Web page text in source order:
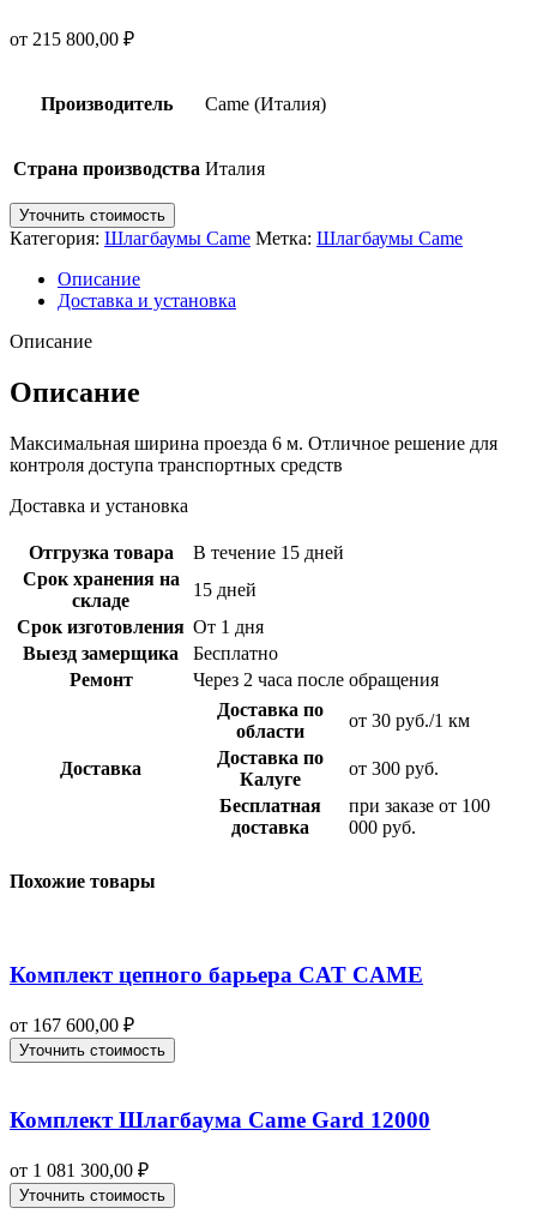
от 215 800,00 ₽
Производитель Came (Италия)
Страна производства Италия
Уточнить стоимость
Категория: Шлагбаумы Came Метка: Шлагбаумы Came
Описание
Доставка и установка
Описание
Описание
Максимальная ширина проезда 6 м. Отличное решение для
контроля доступа транспортных средств
Доставка и установка
Отгрузка товара
В течение 15 дней
Срок хранения на
складе
15 дней
Срок изготовления От 1 дня
Выезд замерщика
Бесплатно
Ремонт
Через 2 часа после обращения
Доставка
Доставка по
области
от 30 руб./1 км
Доставка по
Калуге
от 300 руб.
Бесплатная
доставка
при заказе от 100
000 руб.
Похожие товары
Комплект цепного барьера CAT CAME
от 167 600,00 ₽
Уточнить стоимость
Комплект Шлагбаума Came Gard 12000
от 1 081 300,00 ₽
Уточнить стоимость